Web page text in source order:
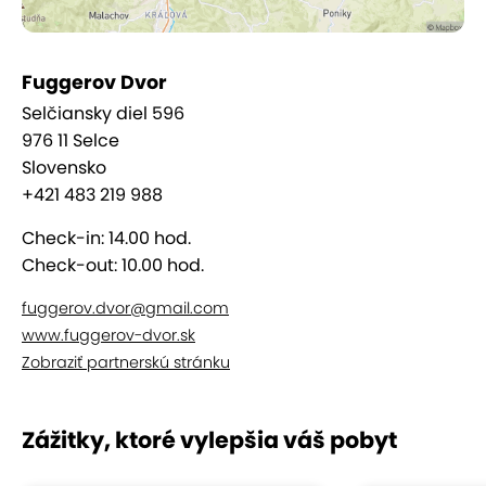
Reštaurácia Fuggerov dvor spája tradičné
slovenské jedlá s fantáziou šéfkuchárov: ak chcete
zažiť výnimočný gastro zážitok, určite vyskúšajte
víkendové špeciality, ktoré nájdete v á la carte.
V modernom wellness centre môžete vyskúšať
druhov sáun,bazén,vírivku
To všetkos krásnym výhľadom na Nízke Tatry.
Fuggerov Dvor
Selčiansky diel 596
976 11 Selce
Slovensko
+421 483 219 988
Check-in: 14.00 hod.
Check-out: 10.00 hod.
fuggerov.dvor@gmail.com
www.fuggerov-dvor.sk
Zobraziť partnerskú stránku
Zážitky, ktoré vylepšia váš pobyt